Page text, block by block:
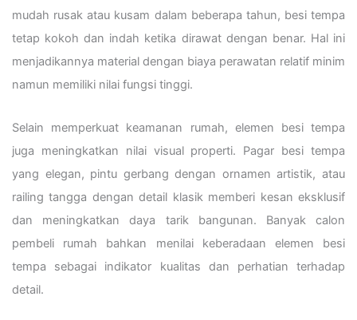
mudah rusak atau kusam dalam beberapa tahun, besi tempa
tetap kokoh dan indah ketika dirawat dengan benar. Hal ini
menjadikannya material dengan biaya perawatan relatif minim
namun memiliki nilai fungsi tinggi.
Selain memperkuat keamanan rumah, elemen besi tempa
juga meningkatkan nilai visual properti. Pagar besi tempa
yang elegan, pintu gerbang dengan ornamen artistik, atau
railing tangga dengan detail klasik memberi kesan eksklusif
dan meningkatkan daya tarik bangunan. Banyak calon
pembeli rumah bahkan menilai keberadaan elemen besi
tempa sebagai indikator kualitas dan perhatian terhadap
detail.